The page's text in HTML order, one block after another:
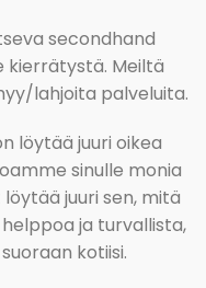
secondhand
kierrätystä. Meiltä
lahjoita palveluita.
löytää juuri oikea
sinulle monia
juuri sen, mitä
ja turvallista,
kotiisi.